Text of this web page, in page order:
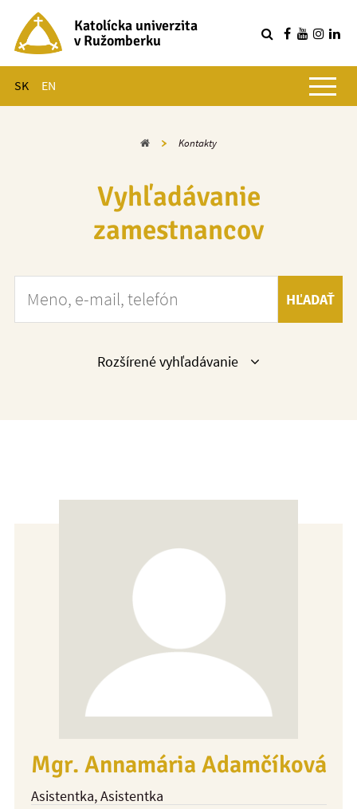
Katolícka univerzita
v Ružomberku
SK EN
Hlavné menu
DomovKontakty
Vyhľadávanie
zamestnancov
Meno, e-mail, telefón
HĽADAŤ
Zobraziť
Rozšírené vyhľadávanie
Mgr. Annamária Adamčíková
Asistentka, Asistentka